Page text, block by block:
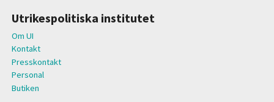
Utrikespolitiska institutet
Om UI
Kontakt
Presskontakt
Personal
Butiken